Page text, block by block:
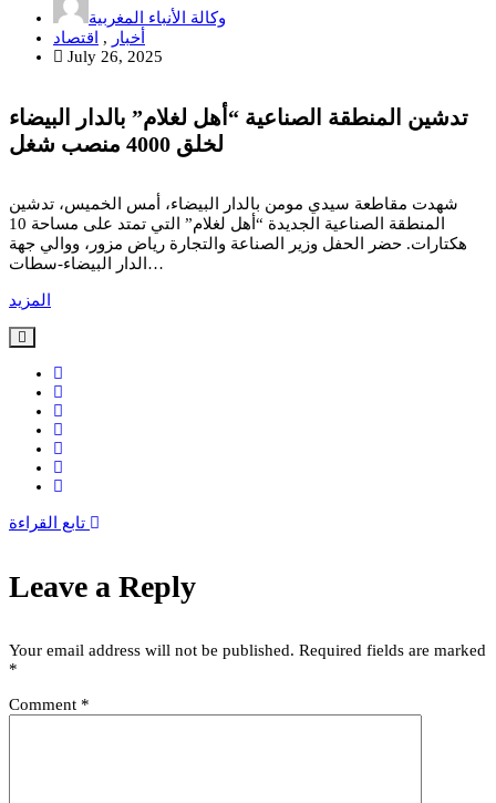
وكالة الأنباء المغربية
أخبار ,
اقتصاد
July 26, 2025
تدشين المنطقة الصناعية “أهل لغلام” بالدار البيضاء
لخلق 4000 منصب شغل
شهدت مقاطعة سيدي مومن بالدار البيضاء، أمس الخميس، تدشين
المنطقة الصناعية الجديدة “أهل لغلام” التي تمتد على مساحة 10
هكتارات. حضر الحفل وزير الصناعة والتجارة رياض مزور، ووالي جهة
الدار البيضاء-سطات…
المزيد
Leave a Reply
Your email address will not be published. Required fields are marked
*
Comment *